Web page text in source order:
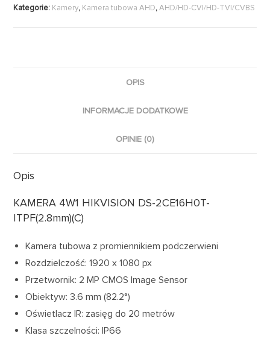
Kategorie: Kamery, Kamera tubowa AHD,AHD/HD-CVI/HD-TVI/CVBS
OPIS
INFORMACJE DODATKOWE
OPINIE (0)
Opis
KAMERA 4W1 HIKVISION DS-2CE16H0T-
ITPF(2.8mm)(C)
Kamera tubowa z promiennikiem podczerwieni
Rozdzielczość: 1920 x 1080 px
Przetwornik: 2 MP CMOS Image Sensor
Obiektyw: 3.6 mm (82.2°)
Oświetlacz IR: zasięg do 20 metrów
Klasa szczelności: IP66